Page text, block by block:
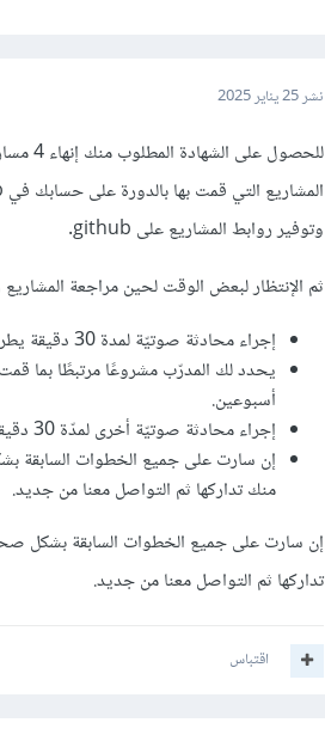
نشر25 يناير 2025
المشاريع التي قمت بها بالدورة على حسابك في github، ثم
وتوفير روابط المشاريع على github.
ثم الإنتظار لبعض الوقت لحين مراجعة
إجراء محادثة صوتيّة لمدة 30 دقيقة يطرح المدرّب عليك أسئلة متعلّقة بالدورة والأمور التي نفّذتها خلالها.
يحدد لك المدرّب مشروعًا مرتبطًا بما
أسبوعين.
إجراء محادثة صوتيّة أخرى لمدّة 30 دقيقة يناقش بها مشروعك وما نفذته وتطرح أسئلة خلالها.
إن سارت على جميع الخطوات السابقة
منك تداركها ثم التواصل معنا من جديد.
إن سارت على جميع الخطوات السابقة بشكل
تداركها ثم التواصل معنا من جديد.
اقتباس